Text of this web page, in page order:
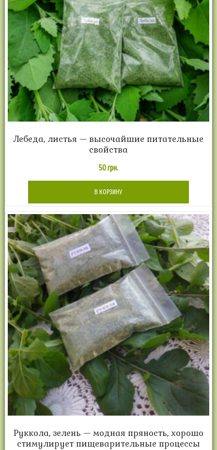
Лебеда, листья — высочайшие питательные
свойства
50грн.
В КОРЗИНУ
Руккола, зелень — модная пряность, хорошо
стимулирует пищеварительные процессы